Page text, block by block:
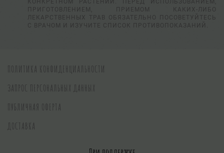
КОНКРЕТНОМ РАСТЕНИИ. ПЕРЕД ИСПОЛЬЗОВАНИЕМ,
ПРИГОТОВЛЕНИЕМ, ПРИЕМОМ КАКИХ-ЛИБО
ЛЕКАРСТВЕННЫХ ТРАВ ОБЯЗАТЕЛЬНО ПОСОВЕТУЙТЕСЬ
С ВРАЧОМ И ИЗУЧИТЕ СПИСОК ПРОТИВОПОКАЗАНИЙ.
ПОЛИТИКА КОНФИДЕНЦИАЛЬНОСТИ
ЗАПРОС ПЕРСОНАЛЬНЫХ ДАННЫХ
ПУБЛИЧНАЯ ОФЕРТА
ДОСТАВКА